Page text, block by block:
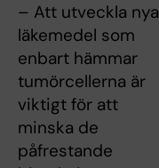
– Att utveckla nya
läkemedel som
enbart hämmar
tumörcellerna är
viktigt för att
minska de
påfrestande